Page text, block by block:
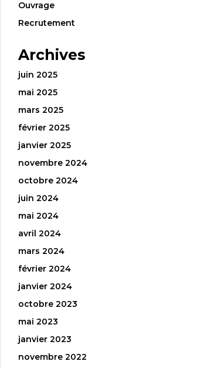
Ouvrage
Recrutement
Archives
juin 2025
mai 2025
mars 2025
février 2025
janvier 2025
novembre 2024
octobre 2024
juin 2024
mai 2024
avril 2024
mars 2024
février 2024
janvier 2024
octobre 2023
mai 2023
janvier 2023
novembre 2022